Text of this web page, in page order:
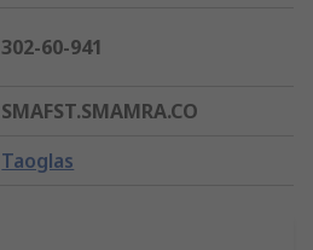
302-60-941
SMAFST.SMAMRA.CO
Taoglas